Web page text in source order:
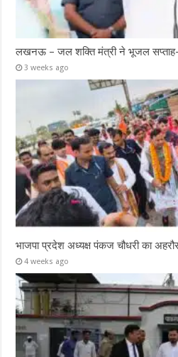
लखनऊ – जल शक्ति मंत्री ने भूजल सप्ताह-
3 weeks ago
भाजपा प्रदेश अध्यक्ष पंकज चौधरी का
4 weeks ago